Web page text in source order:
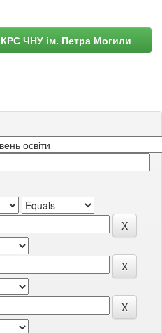
ЧНУ ім. Петра Могили